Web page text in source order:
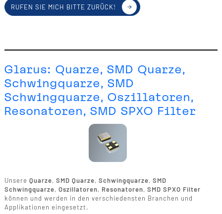
RUFEN SIE MICH BITTE ZURÜCK!
Glarus: Quarze, SMD Quarze,
Schwingquarze, SMD
Schwingquarze, Oszillatoren,
Resonatoren, SMD SPXO Filter
Unsere Quarze, SMD Quarze, Schwingquarze, SMD
Schwingquarze, Oszillatoren, Resonatoren, SMD SPXO Filter
können und werden in den verschiedensten Branchen und
Applikationen eingesetzt.